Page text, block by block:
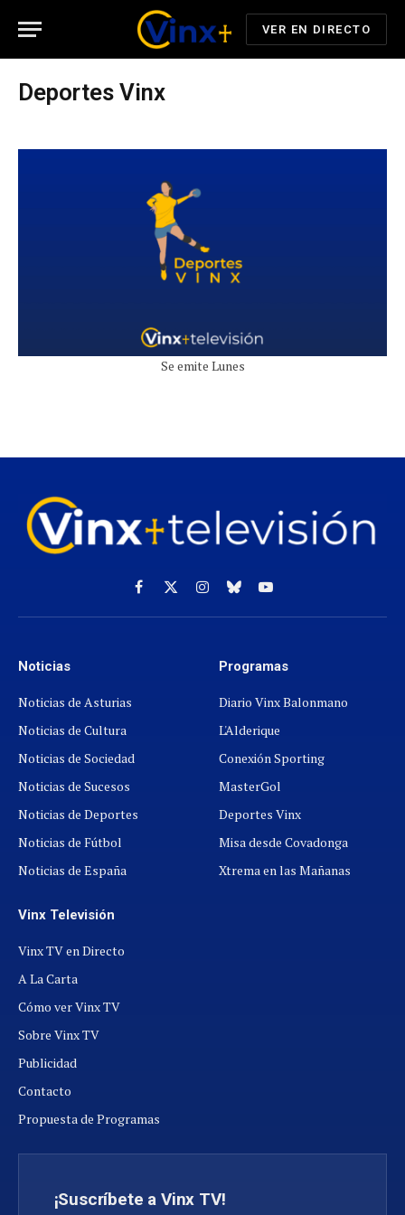
VER EN DIRECTO
Deportes Vinx
Se emite Lunes
Facebook
X
(Twitter)
Instagram
Cielo
azul
YouTube
Noticias
Noticias de Asturias
Noticias de Cultura
Noticias de Sociedad
Noticias de Sucesos
Noticias de Deportes
Noticias de Fútbol
Noticias de España
Programas
Diario Vinx Balonmano
L'Alderique
Conexión Sporting
MasterGol
Deportes Vinx
Misa desde Covadonga
Xtrema en las Mañanas
Vinx Televisión
Vinx TV en Directo
A La Carta
Cómo ver Vinx TV
Sobre Vinx TV
Publicidad
Contacto
Propuesta de Programas
¡Suscríbete a Vinx TV!